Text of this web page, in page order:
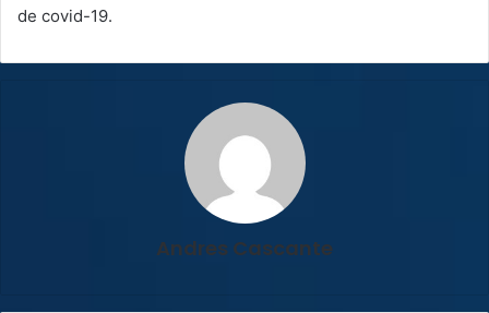
de covid-19.
Andres Cascante